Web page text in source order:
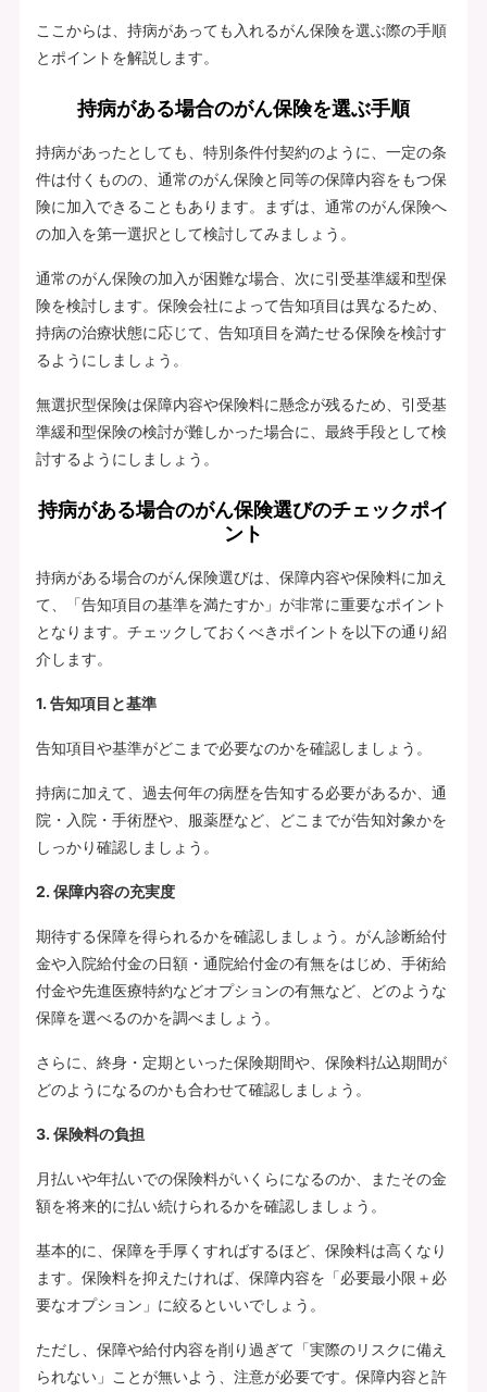
ここからは、持病があっても入れるがん保険を選ぶ際の手順
とポイントを解説します。
持病がある場合のがん保険を選ぶ手順
持病があったとしても、特別条件付契約のように、一定の条
件は付くものの、通常のがん保険と同等の保障内容をもつ保
険に加入できることもあります。まずは、通常のがん保険へ
の加入を第一選択として検討してみましょう。
通常のがん保険の加入が困難な場合、次に引受基準緩和型保
険を検討します。保険会社によって告知項目は異なるため、
持病の治療状態に応じて、告知項目を満たせる保険を検討す
るようにしましょう。
無選択型保険は保障内容や保険料に懸念が残るため、引受基
準緩和型保険の検討が難しかった場合に、最終手段として検
討するようにしましょう。
持病がある場合のがん保険選びのチェックポイ
ント
持病がある場合のがん保険選びは、保障内容や保険料に加え
て、「告知項目の基準を満たすか」が非常に重要なポイント
となります。チェックしておくべきポイントを以下の通り紹
介します。
1. 告知項目と基準
告知項目や基準がどこまで必要なのかを確認しましょう。
持病に加えて、過去何年の病歴を告知する必要があるか、通
院・入院・手術歴や、服薬歴など、どこまでが告知対象かを
しっかり確認しましょう。
2. 保障内容の充実度
期待する保障を得られるかを確認しましょう。がん診断給付
金や入院給付金の日額・通院給付金の有無をはじめ、手術給
付金や先進医療特約などオプションの有無など、どのような
保障を選べるのかを調べましょう。
さらに、終身・定期といった保険期間や、保険料払込期間が
どのようになるのかも合わせて確認しましょう。
3. 保険料の負担
月払いや年払いでの保険料がいくらになるのか、またその金
額を将来的に払い続けられるかを確認しましょう。
基本的に、保障を手厚くすればするほど、保険料は高くなり
ます。保険料を抑えたければ、保障内容を「必要最小限＋必
要なオプション」に絞るといいでしょう。
ただし、保障や給付内容を削り過ぎて「実際のリスクに備え
られない」ことが無いよう、注意が必要です。保障内容と許